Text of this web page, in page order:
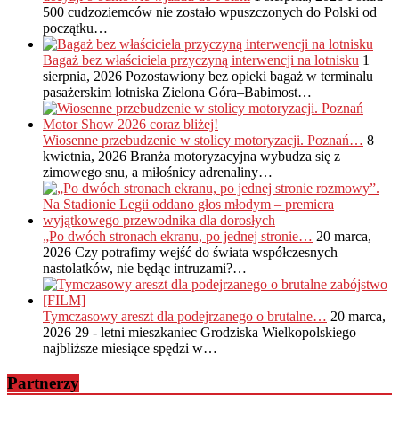
500 cudzoziemców nie zostało wpuszczonych do Polski od
początku…
Bagaż bez właściciela przyczyną interwencji na lotnisku 1
sierpnia, 2026 Pozostawiony bez opieki bagaż w terminalu
pasażerskim lotniska Zielona Góra–Babimost…
Wiosenne przebudzenie w stolicy motoryzacji. Poznań… 8
kwietnia, 2026 Branża motoryzacyjna wybudza się z
zimowego snu, a miłośnicy adrenaliny…
„Po dwóch stronach ekranu, po jednej stronie… 20 marca,
2026 Czy potrafimy wejść do świata współczesnych
nastolatków, nie będąc intruzami?…
Tymczasowy areszt dla podejrzanego o brutalne… 20 marca,
2026 29 - letni mieszkaniec Grodziska Wielkopolskiego
najbliższe miesiące spędzi w…
Partnerzy